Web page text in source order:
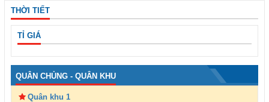
THỜI TIẾT
TỈ GIÁ
QUÂN CHỦNG - QUÂN KHU
Quân khu 1